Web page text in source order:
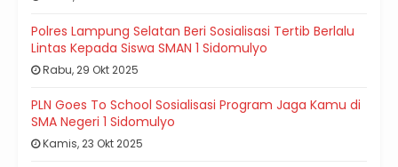
Polres Lampung Selatan Beri Sosialisasi Tertib Berlalu
Lintas Kepada Siswa SMAN 1 Sidomulyo
Rabu, 29 Okt 2025
PLN Goes To School Sosialisasi Program Jaga Kamu di
SMA Negeri 1 Sidomulyo
Kamis, 23 Okt 2025